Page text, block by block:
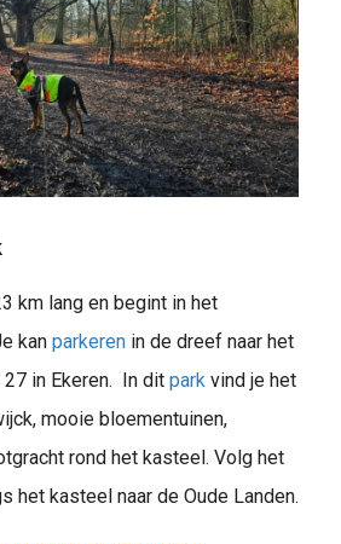
km lang en begint in het
kan parkeren in de dreef naar het
in Ekeren. In dit park vind je het
mooie bloementuinen,
rond het kasteel. Volg het
het kasteel naar de Oude Landen.